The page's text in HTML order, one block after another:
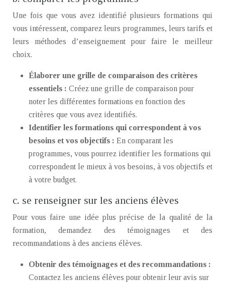
Une fois que vous avez identifié plusieurs formations qui
vous intéressent, comparez leurs programmes, leurs tarifs et
leurs méthodes d’enseignement pour faire le meilleur
choix.
Élaborer une grille de comparaison des critères
essentiels : Créez une grille de comparaison pour
noter les différentes formations en fonction des
critères que vous avez identifiés.
Identifier les formations qui correspondent à vos
besoins et vos objectifs : En comparant les
programmes, vous pourrez identifier les formations qui
correspondent le mieux à vos besoins, à vos objectifs et
à votre budget.
c. se renseigner sur les anciens élèves
Pour vous faire une idée plus précise de la qualité de la
formation, demandez des témoignages et des
recommandations à des anciens élèves.
Obtenir des témoignages et des recommandations :
Contactez les anciens élèves pour obtenir leur avis sur